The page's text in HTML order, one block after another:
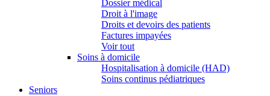
Dossier médical
Droit à l'image
Droits et devoirs des patients
Factures impayées
Voir tout
Soins à domicile
Hospitalisation à domicile (HAD)
Soins continus pédiatriques
Seniors